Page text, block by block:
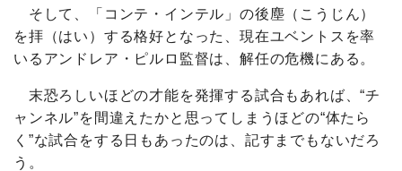
そして、「コンテ・インテル」の後塵（こうじん）
を拝（はい）する格好となった、現在ユベントスを率
いるアンドレア・ピルロ監督は、解任の危機にある。
末恐ろしいほどの才能を発揮する試合もあれば、“チ
ャンネル”を間違えたかと思ってしまうほどの“体たら
く”な試合をする日もあったのは、記すまでもないだろ
う。